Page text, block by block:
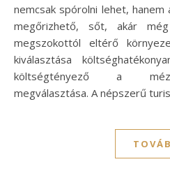
nemcsak spórolni lehet,
megőrizhető, sőt, akár
megszokottól eltérő
kiválasztása
költségtényező a
megválasztása. A népszerű